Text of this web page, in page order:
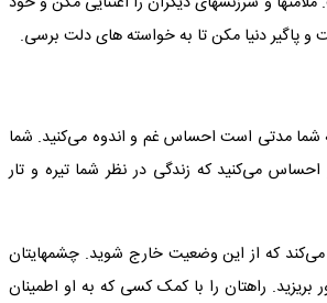
و پاگیر دنیا مکن تا به خواسته های دلت برسی.
مدتی است احساس غم و اندوه می‌کنید. شما
احساس می‌کنید که زندگی در نظر شما تیره و تار
که از این وضعیت خارج شوید. چشمهایتان
بریزید. راهتان را با کمک کسی که به او اطمینان